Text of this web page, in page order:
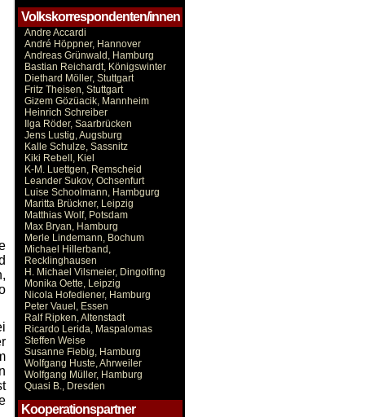
Volkskorrespondenten/innen
Andre Accardi
André Höppner, Hannover
Andreas Grünwald, Hamburg
Bastian Reichardt, Königswinter
Diethard Möller, Stuttgart
Fritz Theisen, Stuttgart
Gizem Gözüacik, Mannheim
Heinrich Schreiber
Ilga Röder, Saarbrücken
Jens Lustig, Augsburg
Kalle Schulze, Sassnitz
Kiki Rebell, Kiel
K-M. Luettgen, Remscheid
Leander Sukov, Ochsenfurt
Luise Schoolmann, Hambgurg
Maritta Brückner, Leipzig
Matthias Wolf, Potsdam
Max Bryan, Hamburg
Merle Lindemann, Bochum
Michael Hillerband,
Recklinghausen
H. Michael Vilsmeier, Dingolfing
Monika Oette, Leipzig
Nicola Hofediener, Hamburg
Peter Vauel, Essen
Ralf Ripken, Altenstadt
Ricardo Lerida, Maspalomas
Steffen Weise
Susanne Fiebig, Hamburg
Wolfgang Huste, Ahrweiler
Wolfgang Müller, Hamburg
Quasi B., Dresden
Kooperationspartner